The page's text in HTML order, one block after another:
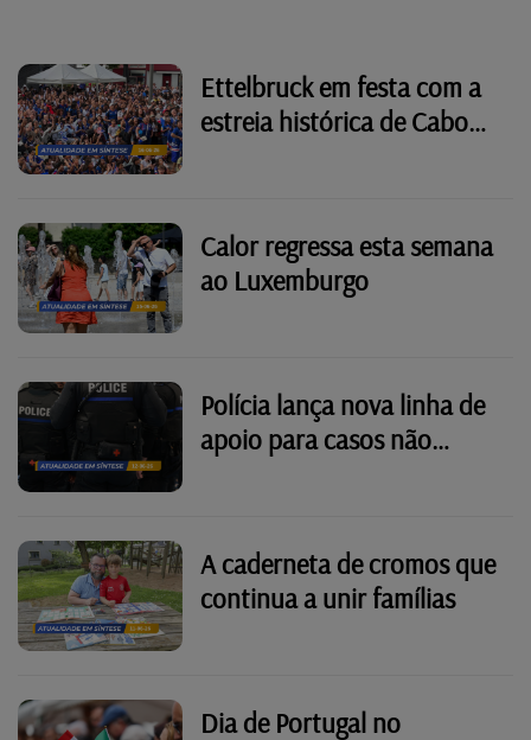
Ettelbruck em festa com a
estreia histórica de Cabo
Calor regressa esta semana
ao Luxemburgo
Polícia lança nova linha de
apoio para casos não
A caderneta de cromos que
continua a unir famílias
Dia de Portugal no